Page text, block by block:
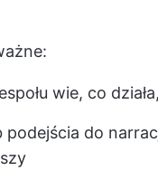
wie, co
podejścia do